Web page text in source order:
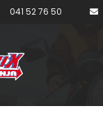
041 52 76 50